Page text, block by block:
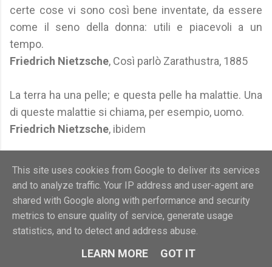
certe cose vi sono così bene inventate, da essere
come il seno della donna: utili e piacevoli a un
tempo.
Friedrich Nietzsche, Così parlò Zarathustra, 1885
La terra ha una pelle; e questa pelle ha malattie. Una
di queste malattie si chiama, per esempio, uomo.
Friedrich Nietzsche, ibidem
Questo vorrei sopra ogni altra cosa [...] amar la terra
cosi come la luna l'ama, e sol con l'occhio palparne
la bellezza.
Friedrich Nietzsche, ibidem
Un tempo il sacrilegio contro Dio era il massimo
This site uses cookies from Google to deliver its services
and to analyze traffic. Your IP address and user-agent are
shared with Google along with performance and security
metrics to ensure quality of service, generate usage
statistics, and to detect and address abuse.
LEARN MORE GOT IT